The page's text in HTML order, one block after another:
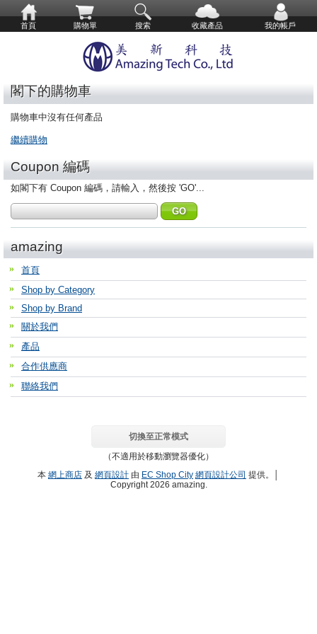
首頁 購物單 搜索 收藏產品 我的帳戶
閣下的購物車
購物車中沒有任何產品
繼續購物
Coupon 編碼
如閣下有 Coupon 編碼，請輸入，然後按 'GO'...
amazing
首頁
Shop by Category
Shop by Brand
關於我們
產品
合作供應商
聯絡我們
切換至正常模式
（不適用於移動瀏覽器優化）
本 網上商店 及 網頁設計 由 EC Shop City 網頁設計公司 提供。│
Copyright 2026 amazing.